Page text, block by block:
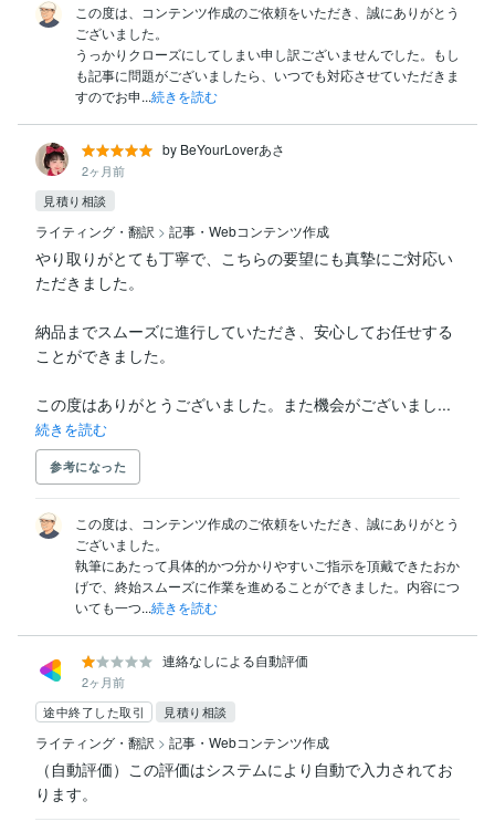
この度は、コンテンツ作成のご依頼をいただき、誠にありがとう
ございました。
うっかりクローズにしてしまい申し訳ございませんでした。もし
も記事に問題がございましたら、いつでも対応させていただきま
すのでお申...続きを読む
by BeYourLoverあさ
2ヶ月前
見積り相談
ライティング・翻訳 > 記事・Webコンテンツ作成
やり取りがとても丁寧で、こちらの要望にも真摯にご対応い
ただきました。
納品までスムーズに進行していただき、安心してお任せする
ことができました。
この度はありがとうございました。また機会がございまし...
続きを読む
参考になった
この度は、コンテンツ作成のご依頼をいただき、誠にありがとう
ございました。
執筆にあたって具体的かつ分かりやすいご指示を頂戴できたおか
げで、終始スムーズに作業を進めることができました。内容につ
いても一つ...続きを読む
連絡なしによる自動評価
2ヶ月前
途中終了した取引
見積り相談
ライティング・翻訳 > 記事・Webコンテンツ作成
（自動評価）この評価はシステムにより自動で入力されてお
ります。